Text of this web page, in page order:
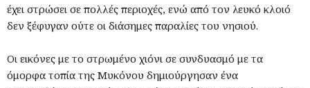
έχει στρώσει σε πολλές περιοχές, ενώ από τον λευκό κλοιό
δεν ξέφυγαν ούτε οι διάσημες παραλίες του νησιού.
Οι εικόνες με το στρωμένο χιόνι σε συνδυασμό με τα
όμορφα τοπία της Μυκόνου δημιούργησαν ένα